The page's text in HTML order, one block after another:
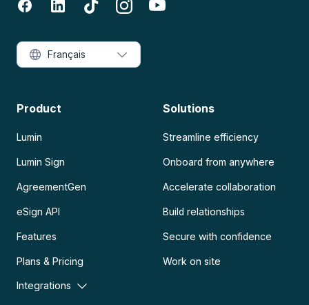
Product
Lumin
Lumin Sign
AgreementGen
eSign API
Features
Plans & Pricing
Integrations
Solutions
Streamline efficiency
Onboard from anywhere
Accelerate collaboration
Build relationships
Secure with confidence
Work on site
Français